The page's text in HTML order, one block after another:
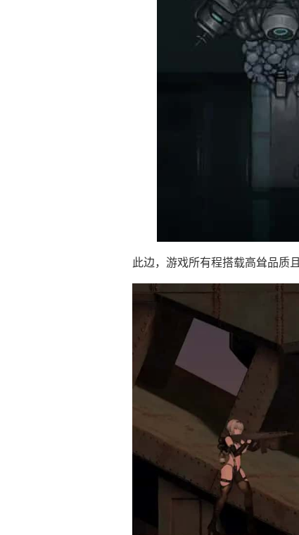
此边，游戏所有程搭载高耸品质